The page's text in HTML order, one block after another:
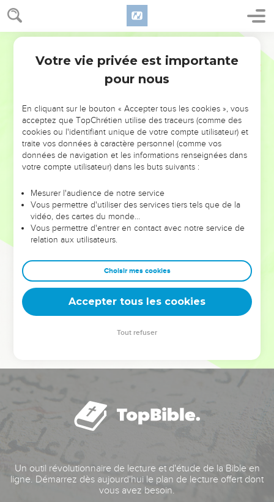
NE MANQUEZ PAS L’ÉVÉNEMENT
DE L’ANNÉE !
ET SI LEURS ERREURS POUVAIENT VOUS ÉVITER LES
VOTRES ?
leur foi ou leur vision. Mais on voit moins les doutes, les erreurs
et les saisons difficiles qu'ils ont traversés, alors même que ce
sont elles qui les ont façonnés.
Dans cette conférence, leaders, entrepreneurs, et responsables
clés pour avancer avec plus de sagesse afin que leurs erreurs
deviennent vos tremplins. Que vous guidiez un ministère, une
équipe, un groupe ou une famille, leur expérience est faite
Un outil révolutionnaire de lecture et d'étude de la Bible en
ligne. Démarrez dès aujourd'hui le plan de lecture offert dont
vous avez besoin.
Votre vie privée est importante
pour nous
En cliquant sur le bouton « Accepter tous les cookies », vous
acceptez que TopChrétien utilise des traceurs (comme des
cookies ou l'identifiant unique de votre compte utilisateur) et
traite vos données à caractère personnel (comme vos
données de navigation et les informations renseignées dans
votre compte utilisateur) dans les buts suivants :
Mesurer l'audience de notre service
Vous permettre d'utiliser des services tiers tels que de la
vidéo, des cartes du monde…
Vous permettre d'entrer en contact avec notre service de
relation aux utilisateurs.
Choisir mes cookies
Accepter tous les cookies
Tout refuser